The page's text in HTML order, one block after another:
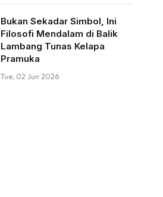
Bukan Sekadar Simbol, Ini
Filosofi Mendalam di Balik
Lambang Tunas Kelapa
Pramuka
Tue, 02 Jun 2026